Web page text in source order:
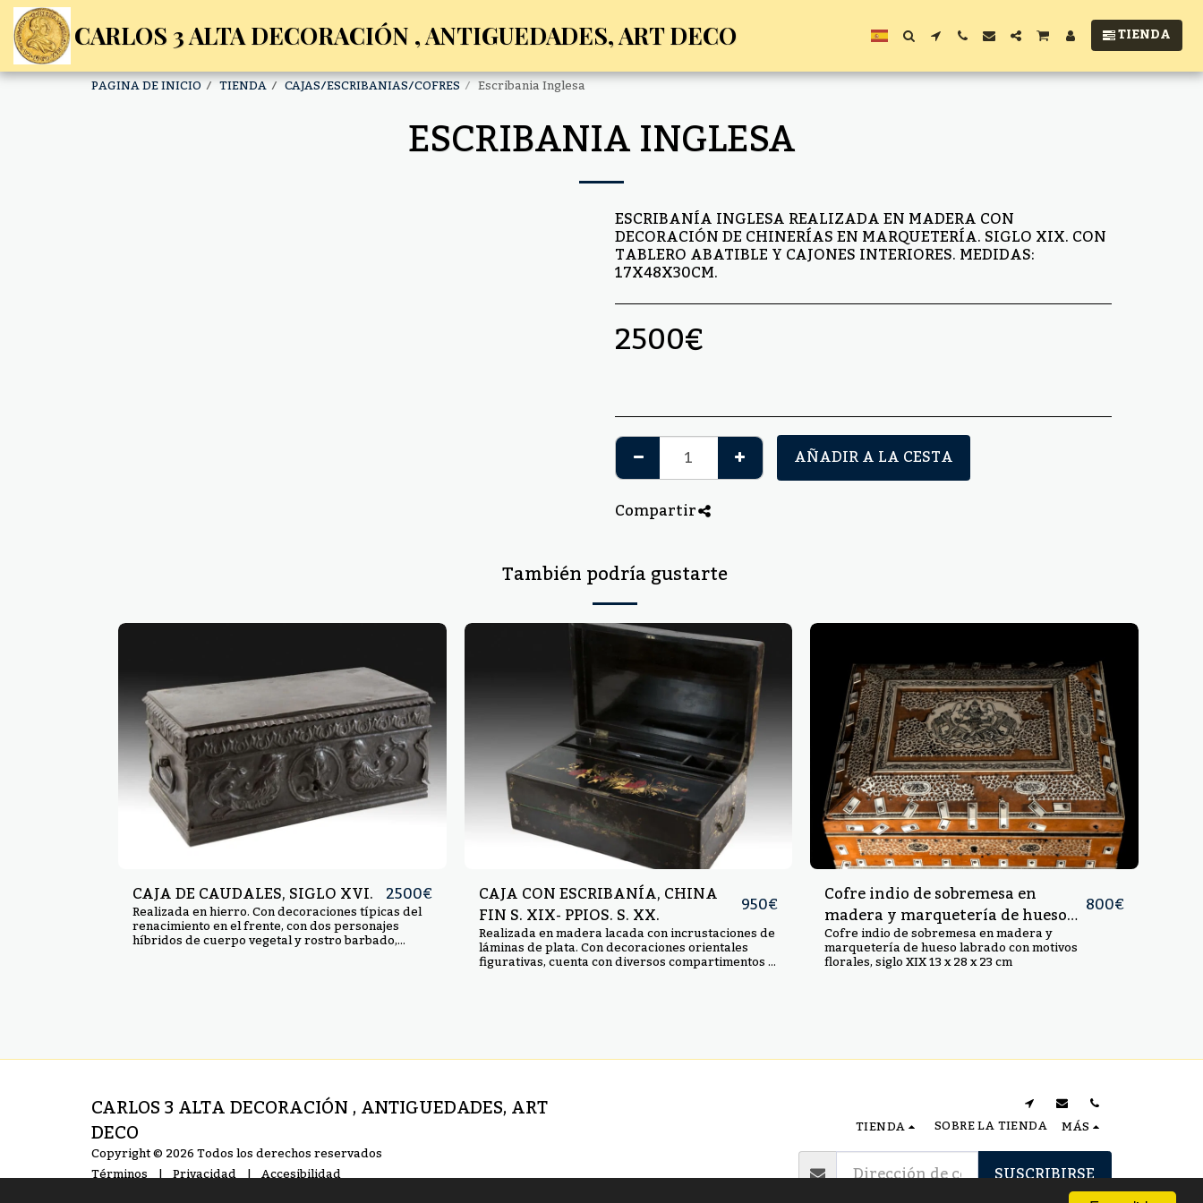
CARLOS 3 ALTA DECORACIÓN , ANTIGUEDADES, ART DECO TIENDA
PAGINA DE INICIO TIENDA CAJAS/ESCRIBANIAS/COFRES Escribania Inglesa
ESCRIBANIA INGLESA
ESCRIBANÍA INGLESA REALIZADA EN MADERA CON
DECORACIÓN DE CHINERÍAS EN MARQUETERÍA. SIGLO XIX. CON
TABLERO ABATIBLE Y CAJONES INTERIORES. MEDIDAS:
17X48X30CM.
2500€
AÑADIR A LA CESTA
Compartir
También podría gustarte
CAJA DE CAUDALES, SIGLO XVI. 2500€
Realizada en hierro. Con decoraciones típicas del
renacimiento en el frente, con dos personajes
híbridos de cuerpo vegetal y rostro barbado,
flanqueando un tondo con un mascarón que aloja
CAJA CON ESCRIBANÍA, CHINA
FIN S. XIX- PPIOS. S. XX. 950€
Realizada en madera lacada con incrustaciones de
láminas de plata. Con decoraciones orientales
figurativas, cuenta con diversos compartimentos y
con una superficie de escritura desplegable.
Cofre indio de sobremesa en
madera y marquetería de hueso
labrado con motivos florales,
siglo XIX
800€
Cofre indio de sobremesa en madera y
marquetería de hueso labrado con motivos
florales, siglo XIX 13 x 28 x 23 cm
CARLOS 3 ALTA DECORACIÓN , ANTIGUEDADES, ART
DECO
Copyright © 2026 Todos los derechos reservados
Términos|Privacidad|Accesibilidad
TIENDA SOBRE LA TIENDA MÁS
SUSCRIBIRSE